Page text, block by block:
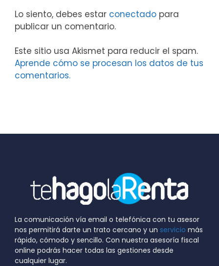
Lo siento, debes estar conectado para
publicar un comentario.
Este sitio usa Akismet para reducir el spam.
Aprende cómo se procesan los datos de tus
comentarios.
La comunicación vía email o telefónica con tu asesor
nos permitirá darte un trato cercano y un servicio más
rápido, cómodo y sencillo. Con nuestra asesoría fiscal
online podrás hacer todas las gestiones desde
cualquier lugar.